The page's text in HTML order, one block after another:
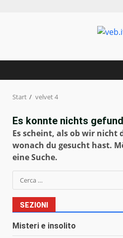
Start velvet 4
Es konnte nichts
Es scheint, als ob wir nicht
wonach du gesucht hast.
eine Suche.
Ricerca
per:
SEZIONI
Misteri e insolito